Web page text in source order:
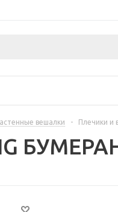
вешалки - Плечики и